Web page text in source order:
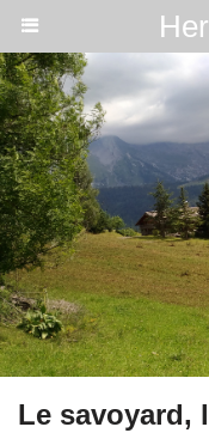
Le savoyard,